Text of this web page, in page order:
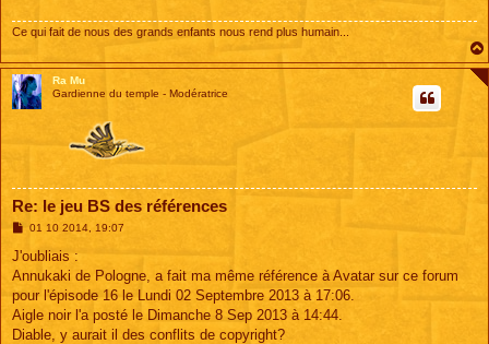
Ce qui fait de nous des grands enfants nous rend plus humain...
Ra Mu
Gardienne du temple - Modératrice
Re: le jeu BS des références
M
s
a
g
01 10 2014, 19:07
J'oubliais :
Annukaki de Pologne, a fait ma même référence à Avatar sur ce forum
pour l'épisode 16 le Lundi 02 Septembre 2013 à 17:06.
Aigle noir l'a posté le Dimanche 8 Sep 2013 à 14:44.
Diable, y aurait il des conflits de copyright?